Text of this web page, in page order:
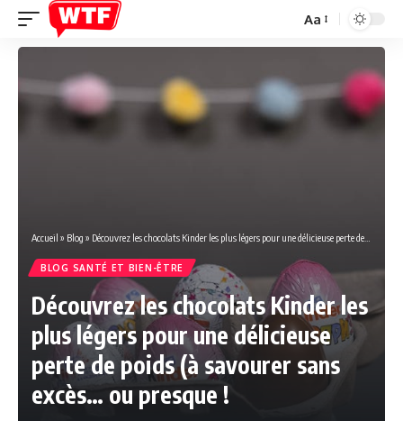
Font
Resizer
Aa
Accueil » Blog » Découvrez les chocolats Kinder les plus légers pour une délicieuse perte de poids (à savourer sans excès… ou presque !
BLOG SANTÉ ET BIEN-ÊTRE
Découvrez les chocolats Kinder les
plus légers pour une délicieuse
perte de poids (à savourer sans
excès… ou presque !